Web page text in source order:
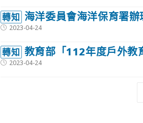
轉知 海洋委員會海洋保育署
Post2023-04-24
轉知 教育部「112年度戶外教
Post2023-04-24